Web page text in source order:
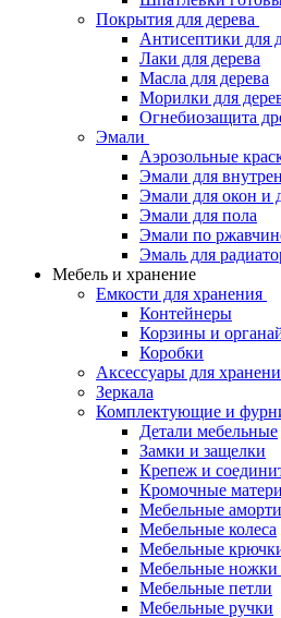
Покрытия для дерева
Антисептики для
Лаки для дерева
Масла для дерева
Морилки для
Огнебиозащита
Эмали
Аэрозольные
Эмали для
Эмали для окон и
Эмали для пола
Эмали по
Эмаль для
Мебель и хранение
Емкости для хранения
Контейнеры
Корзины и
Коробки
Аксессуары для
Зеркала
Комплектующие и
Детали мебельные
Замки и защелки
Крепеж и
Кромочные
Мебельные
Мебельные колеса
Мебельные
Мебельные
Мебельные петли
Мебельные ручки